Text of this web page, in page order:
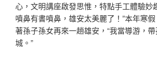
心，文明講座啟發思惟，特點手工體驗
噴鼻有書噴鼻，雄安太美麗了！”本年寒
著孫子孫女再來一趟雄安，“我當導游，
城。”